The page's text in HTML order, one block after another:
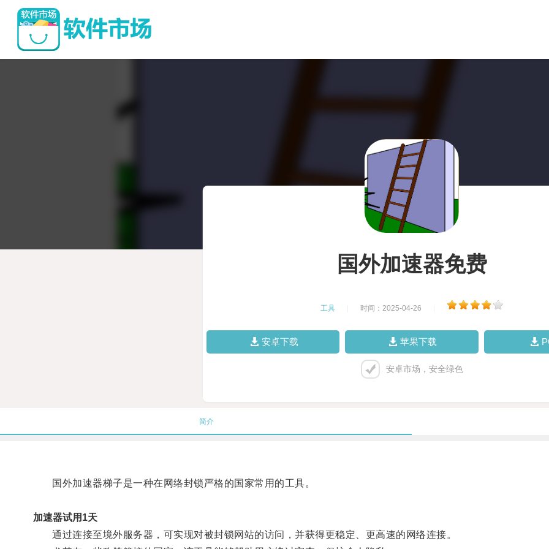
国外加速器免费
工具 时间：2025-04-26
安卓下载 苹果下载
安卓市场，安全绿色
简介
国外加速器梯子是一种在网络封锁严格的国家常用的工具。
加速器试用1天
通过连接至境外服务器，可实现对被封锁网站的访问，并获得更稳定、更高速的网络连接。